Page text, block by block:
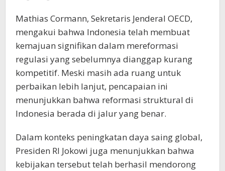
Mathias Cormann, Sekretaris Jenderal OECD,
mengakui bahwa Indonesia telah membuat
kemajuan signifikan dalam mereformasi
regulasi yang sebelumnya dianggap kurang
kompetitif. Meski masih ada ruang untuk
perbaikan lebih lanjut, pencapaian ini
menunjukkan bahwa reformasi struktural di
Indonesia berada di jalur yang benar.
Dalam konteks peningkatan daya saing global,
Presiden RI Jokowi juga menunjukkan bahwa
kebijakan tersebut telah berhasil mendorong